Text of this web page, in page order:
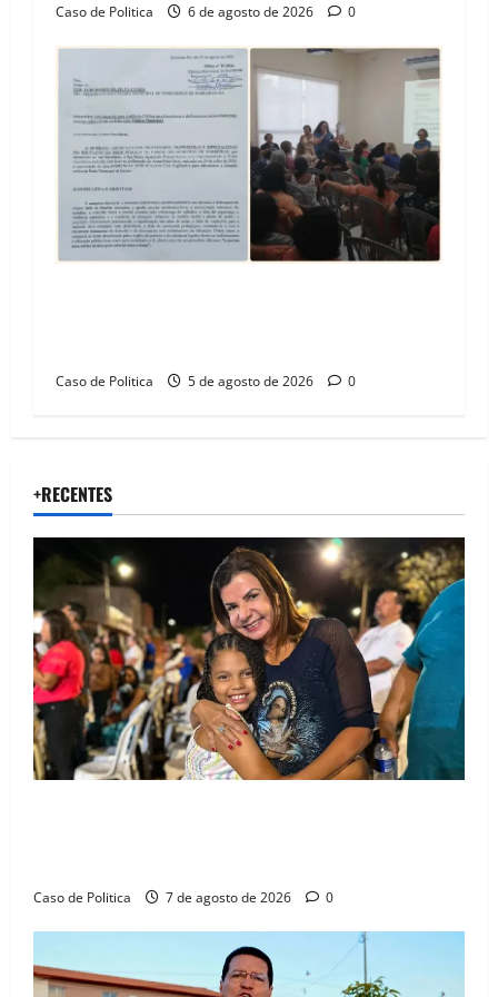
Caso de Politica 6 de agosto de 2026 0
Caso de Politica 5 de agosto de 2026 0
+RECENTES
Caso de Politica 7 de agosto de 2026 0